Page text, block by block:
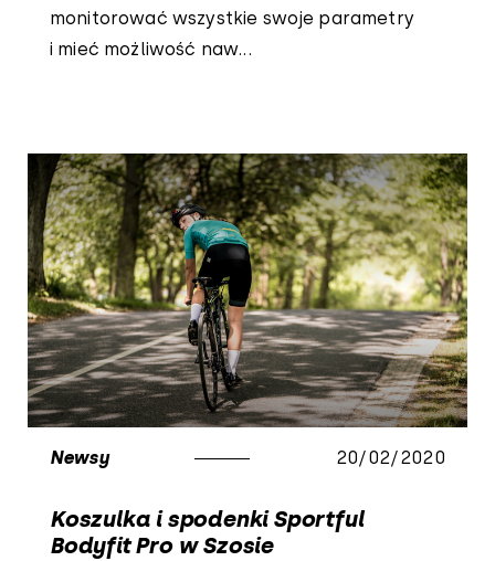
monitorować wszystkie swoje parametry
i mieć możliwość naw...
Newsy 20/02/2020
Koszulka i spodenki Sportful
Bodyfit Pro w Szosie